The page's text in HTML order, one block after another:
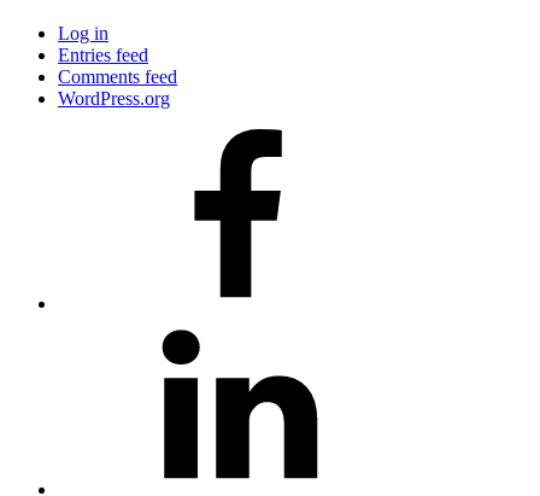
Log in
Entries feed
Comments feed
WordPress.org